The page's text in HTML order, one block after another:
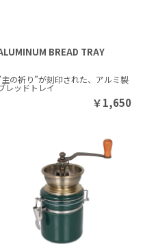
BREAD TRAY
主の祈り”が刻印された、アルミ製
レッドトレイ
￥1,650